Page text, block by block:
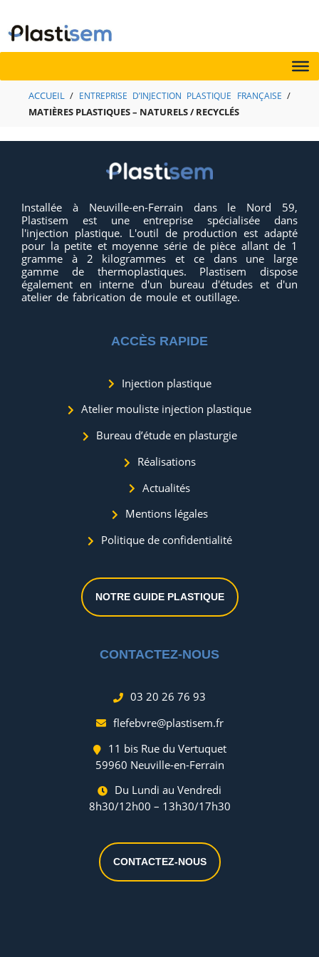
Aller
au
contenu
ACCUEIL / ENTREPRISE D’INJECTION PLASTIQUE FRANÇAISE /
MATIÈRES PLASTIQUES – NATURELS / RECYCLÉS
Installée à Neuville-en-Ferrain dans le Nord 59,
Plastisem est une entreprise spécialisée dans
l'injection plastique. L'outil de production est adapté
pour la petite et moyenne série de pièce allant de 1
gramme à 2 kilogrammes et ce dans une large
gamme de thermoplastiques. Plastisem dispose
également en interne d'un bureau d'études et d'un
atelier de fabrication de moule et outillage.
ACCÈS RAPIDE
Injection plastique
Atelier mouliste injection plastique
Bureau d’étude en plasturgie
Réalisations
Actualités
Mentions légales
Politique de confidentialité
NOTRE GUIDE PLASTIQUE
CONTACTEZ-NOUS
03 20 26 76 93
flefebvre@plastisem.fr
11 bis Rue du Vertuquet
59960 Neuville-en-Ferrain
Du Lundi au Vendredi
8h30/12h00 – 13h30/17h30
CONTACTEZ-NOUS